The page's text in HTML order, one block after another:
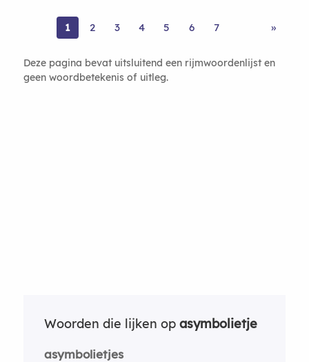
1 2 3 4 5 6 7 »
Deze pagina bevat uitsluitend een rijmwoordenlijst en
geen woordbetekenis of uitleg.
Woorden die lijken op asymbolietje
asymbolietjes